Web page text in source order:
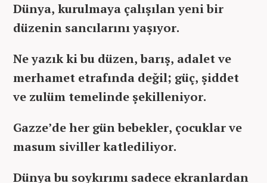
Dünya, kurulmaya çalışılan yeni bir
düzenin sancılarını yaşıyor.
Ne yazık ki bu düzen, barış, adalet ve
merhamet etrafında değil; güç, şiddet
ve zulüm temelinde şekilleniyor.
Gazze’de her gün bebekler, çocuklar ve
masum siviller katlediliyor.
Dünya bu soykırımı sadece ekranlardan